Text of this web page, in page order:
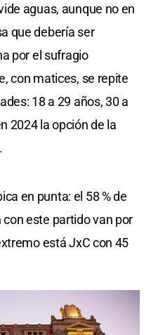
aguas, aunque no en
que debería ser
por el sufragio
con matices, se repite
18 a 29 años, 30 a
2024 la opción de la
en punta: el 58 % de
este partido van por
está JxC con 45